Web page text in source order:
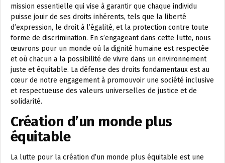
mission essentielle qui vise à garantir que chaque individu
puisse jouir de ses droits inhérents, tels que la liberté
d’expression, le droit à l’égalité, et la protection contre toute
forme de discrimination. En s’engageant dans cette lutte, nous
œuvrons pour un monde où la dignité humaine est respectée
et où chacun a la possibilité de vivre dans un environnement
juste et équitable. La défense des droits fondamentaux est au
cœur de notre engagement à promouvoir une société inclusive
et respectueuse des valeurs universelles de justice et de
solidarité.
Création d’un monde plus
équitable
La lutte pour la création d’un monde plus équitable est une